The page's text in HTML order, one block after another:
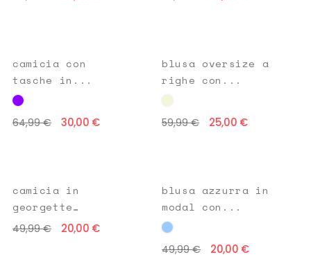
camicia con
tasche in...
64,99 € 30,00 €
blusa oversize a
righe con...
59,99 € 25,00 €
camicia in
georgette
stampa...
49,99 € 20,00 €
blusa azzurra in
modal con...
49,99 € 20,00 €